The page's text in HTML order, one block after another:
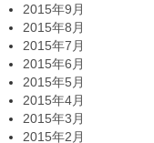
2015年9月
2015年8月
2015年7月
2015年6月
2015年5月
2015年4月
2015年3月
2015年2月